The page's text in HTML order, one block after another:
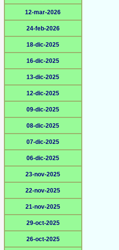
12-mar-2026
24-feb-2026
18-dic-2025
16-dic-2025
13-dic-2025
12-dic-2025
09-dic-2025
08-dic-2025
07-dic-2025
06-dic-2025
23-nov-2025
22-nov-2025
21-nov-2025
29-oct-2025
26-oct-2025